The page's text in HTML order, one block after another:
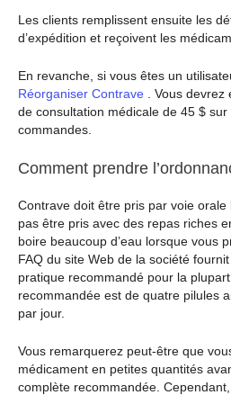
Les clients remplissent ensuite les
d’expédition et reçoivent les
En revanche, si vous êtes un
Réorganiser Contrave . Vous devrez
de consultation médicale de 45 $ sur
commandes.
Comment prendre
Contrave doit être pris par voie
pas être pris avec des repas riches
boire beaucoup d’eau lorsque vous
FAQ du site Web de la société
pratique recommandé pour la
recommandée est de quatre pilules
par jour.
Vous remarquerez peut-être que
médicament en petites quantités
complète recommandée.